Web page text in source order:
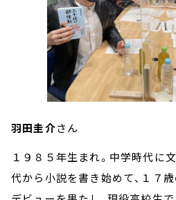
羽田圭介さん
１９８５年生まれ。中学時代に
代から小説を書き始めて、１７歳